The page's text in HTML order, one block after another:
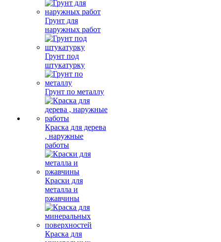
Грунт для
наружных работ
Грунт под
штукатурку
Грунт по металлу
Краска для дерева
, наружные
работы
Краски для
металла и
ржавчины
Краска для